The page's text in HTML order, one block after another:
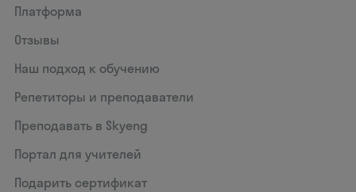
Платформа
Отзывы
Наш подход к обучению
Репетиторы и преподаватели
Преподавать в Skyeng
Портал для учителей
Подарить сертификат